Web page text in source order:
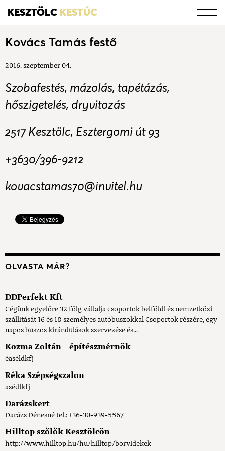
KESZTÖLC KESTÚC
Kovács Tamás festő
2016. szeptember 04.
Szobafestés, mázolás, tapétázás,
hőszigetelés, dryvitozás
2517 Kesztölc, Esztergomi út 93
+3630/396-9212
kovacstamas70@invitel.hu
OLVASTA MÁR?
DDPerfekt Kft
Cégünk egyelőre 32 főig vállalja csoportok belföldi és nemzetközi
szállítását 16 és 18 személyes autóbuszokkal Csoportok részére, egy
napos buszos kirándulások szervezése és...
Kozma Zoltán - építészmérnök
éaséldkfj
Réka Szépségszalon
asédlkfj
Darázskert
Darázs Dénesné tel.: +36-30-939-5567
Hilltop szőlők Kesztölcön
http://www.hilltop.hu/hu/hilltop/borvidekek